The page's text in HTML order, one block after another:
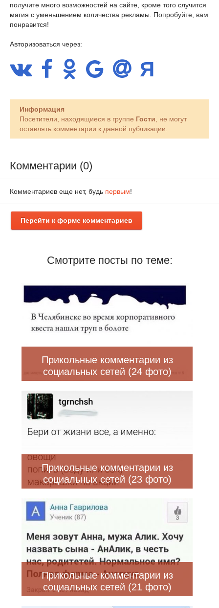
получите много возможностей на сайте, кроме того случится
магия с уменьшением количества рекламы. Попробуйте, вам
понравится!
Авторизоваться через:
Информация
Посетители, находящиеся в группе Гости , не могут
оставлять комментарии к данной публикации.
Комментарии (0)
Комментариев еще нет, будь первым!
Перейти к форме комментариев
Смотрите посты по теме:
Прикольные комментарии из
социальных сетей (24 фото)
Прикольные комментарии из
социальных сетей (23 фото)
Прикольные комментарии из
социальных сетей (21 фото)